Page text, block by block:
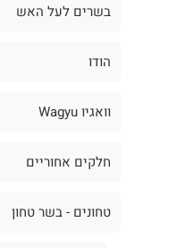
בשרים לעל האש
הודו
וואגיו Wagyu
חלקים אחוריים
טחונים - בשר טחון